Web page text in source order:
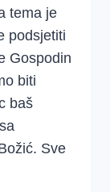
tema je
podsjetiti
Gospodin
biti
baš
Sve